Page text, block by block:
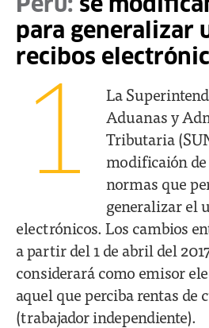
Perú: se
para generalizar
recibos
1
La
Aduanas y
Tributaria
modificaión de
normas que
generalizar el
electrónicos. Los cambios
a partir del 1 de abril del
considerará como emisor
aquel que perciba rentas de
(trabajador independiente).